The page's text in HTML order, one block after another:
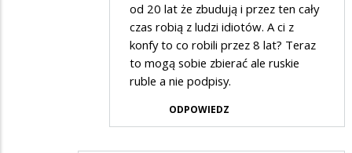
od 20 lat że zbudują i przez ten cały
czas robią z ludzi idiotów. A ci z
konfy to co robili przez 8 lat? Teraz
to mogą sobie zbierać ale ruskie
ruble a nie podpisy.
ODPOWIEDZ